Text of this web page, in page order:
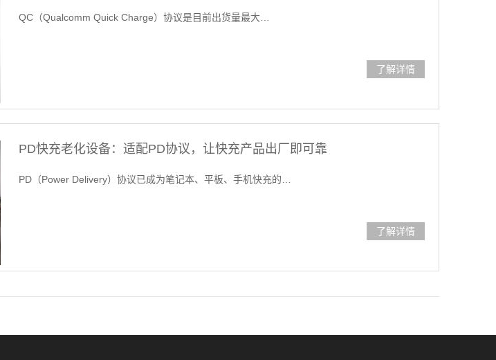
QC（Qualcomm Quick Charge）协议是目前出货量最大…
了解详情
PD快充老化设备：适配PD协议，让快充产品出厂即可靠
PD（Power Delivery）协议已成为笔记本、平板、手机快充的…
了解详情